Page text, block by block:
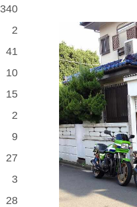
340
2
41
10
15
2
9
27
3
28